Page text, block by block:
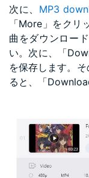
次に、 MP3
「More」をクリ
曲をダウンロー
い。次に、「
を保存します。
ると、「